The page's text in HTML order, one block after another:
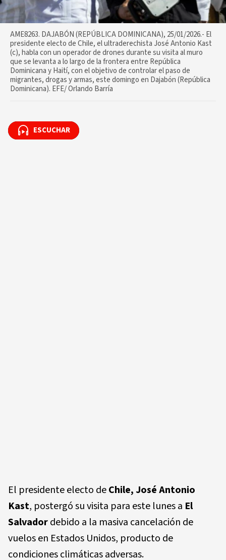
AME8263. DAJABÓN (REPÚBLICA DOMINICANA), 25/01/2026.- El
presidente electo de Chile, el ultraderechista José Antonio Kast
(c), habla con un operador de drones durante su visita al muro
que se levanta a lo largo de la frontera entre República
Dominicana y Haití, con el objetivo de controlar el paso de
migrantes, drogas y armas, este domingo en Dajabón (República
Dominicana). EFE/ Orlando Barría
ESCUCHAR
ESCUCHAR
El presidente electo deChile, José Antonio
Kast, postergó su visita para este lunes a El
Salvadordebido a la masiva cancelación de
vuelos en Estados Unidos, producto de
condiciones climáticas adversas.